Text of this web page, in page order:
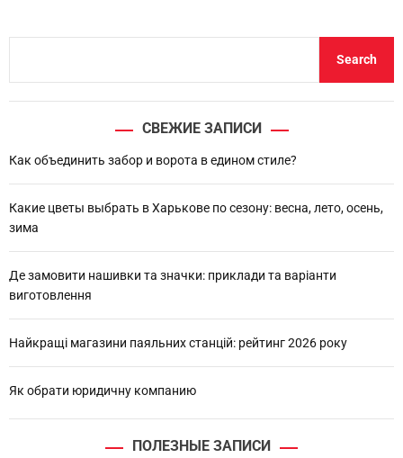
h
Search
СВЕЖИЕ ЗАПИСИ
Как объединить забор и ворота в едином стиле?
Какие цветы выбрать в Харькове по сезону: весна, лето, осень,
зима
Де замовити нашивки та значки: приклади та варіанти
виготовлення
Найкращі магазини паяльних станцій: рейтинг 2026 року
Як обрати юридичну компанию
ПОЛЕЗНЫЕ ЗАПИСИ